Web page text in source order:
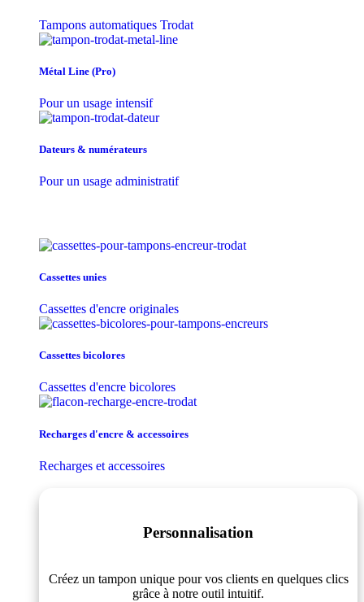
Tampons automatiques Trodat
Métal Line (Pro)
Pour un usage intensif
Dateurs & numérateurs
Pour un usage administratif
Cassettes unies
Cassettes d'encre originales
Cassettes bicolores
Cassettes d'encre bicolores
Recharges d'encre & accessoires
Recharges et accessoires
Personnalisation
Créez un tampon unique pour vos clients en quelques clics
grâce à notre outil intuitif.